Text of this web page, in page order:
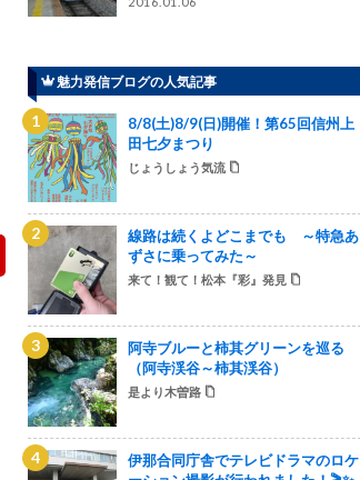
魅力発信ブログの人気記事
8/8(土)8/9(日)開催！第65回信州上
田七夕まつり
じょうしょう気流
線路は続くよどこまでも ～特急あ
ずさに乗ってみた～
来て！観て！松本『彩』発見
阿寺ブルーと柿其グリーンを巡る
（阿寺渓谷～柿其渓谷）
是より木曽路
伊那合同庁舎でテレビドラマのロケ